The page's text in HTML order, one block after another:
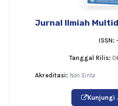
Jurnal Ilmiah
ISSN: -
Tanggal Rilis:
Akreditasi: Non Sinta
Kunjungi